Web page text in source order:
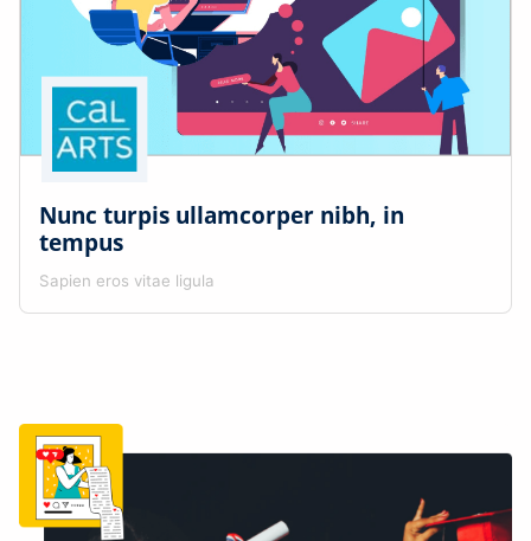
Nunc turpis ullamcorper nibh, in
tempus
Sapien eros vitae ligula